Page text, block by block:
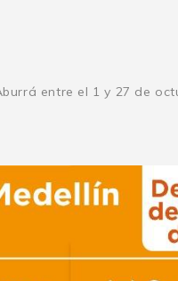
entre el 1 y 27 de